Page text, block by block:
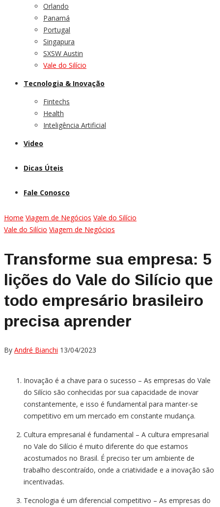
Orlando
Panamá
Portugal
Singapura
SXSW Austin
Vale do Silício
Tecnologia & Inovação
Fintechs
Health
Inteligência Artificial
Video
Dicas Úteis
Fale Conosco
Home Viagem de Negócios Vale do Silício
Vale do Silício Viagem de Negócios
Transforme sua empresa: 5
lições do Vale do Silício que
todo empresário brasileiro
precisa aprender
By André Bianchi 13/04/2023
Inovação é a chave para o sucesso – As empresas do Vale
do Silício são conhecidas por sua capacidade de inovar
constantemente, e isso é fundamental para manter-se
competitivo em um mercado em constante mudança.
Cultura empresarial é fundamental – A cultura empresarial
no Vale do Silício é muito diferente do que estamos
acostumados no Brasil. É preciso ter um ambiente de
trabalho descontraído, onde a criatividade e a inovação são
incentivadas.
Tecnologia é um diferencial competitivo – As empresas do